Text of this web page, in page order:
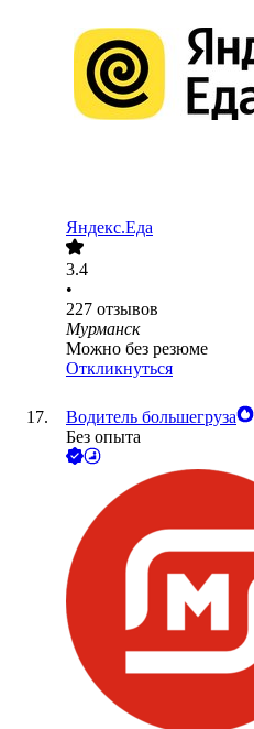
Яндекс.Еда
3.4
•
227 отзывов
Мурманск
Можно без резюме
Откликнуться
Водитель большегруза
Без опыта